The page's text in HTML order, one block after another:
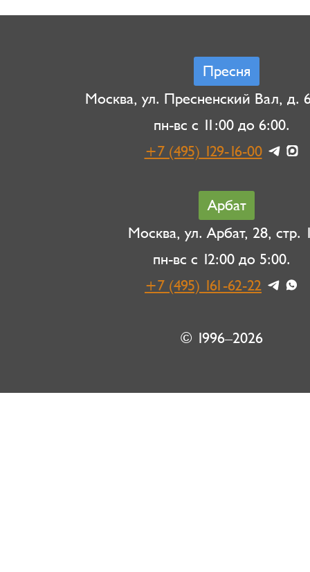
Пресня
Москва, ул. Пресненский Вал, д.
пн-вс с 11:00 до 6:00.
+7 (495) 129-16-00
Арбат
Москва, ул. Арбат, 28, стр.
пн-вс с 12:00 до 5:00.
+7 (495) 161-62-22
© 1996–2026